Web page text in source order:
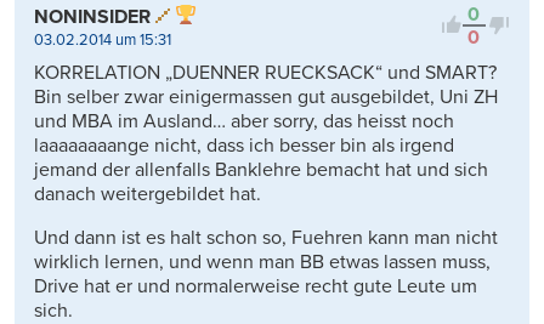
0
0
NONINSIDER
03.02.2014 um 15:31
KORRELATION „DUENNER RUECKSACK“ und SMART?
Bin selber zwar einigermassen gut ausgebildet, Uni ZH
und MBA im Ausland… aber sorry, das heisst noch
laaaaaaaange nicht, dass ich besser bin als irgend
jemand der allenfalls Banklehre bemacht hat und sich
danach weitergebildet hat.
Und dann ist es halt schon so, Fuehren kann man nicht
wirklich lernen, und wenn man BB etwas lassen muss,
Drive hat er und normalerweise recht gute Leute um
sich.